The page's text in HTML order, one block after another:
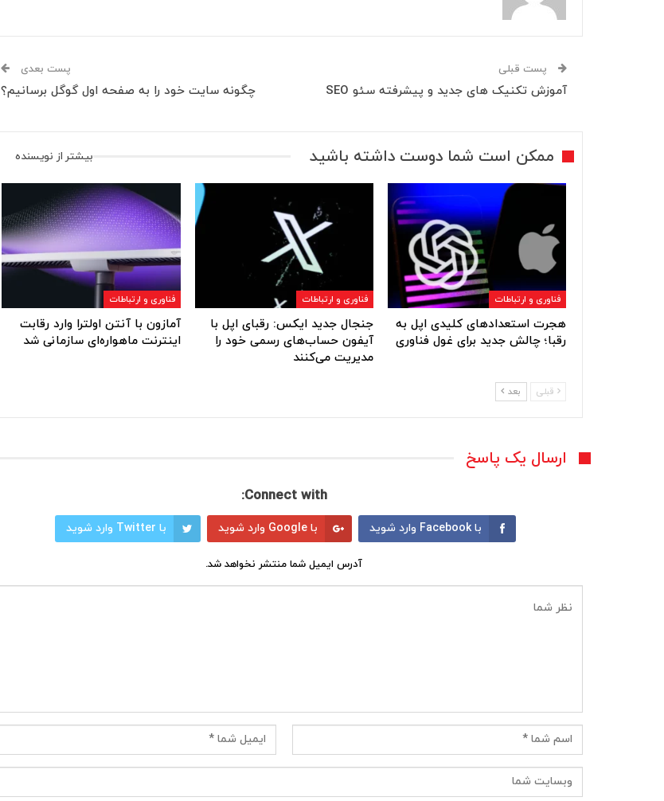
پست قبلی
آموزش تکنیک های جدید و پیشرفته سئو SEO
پست بعدی
چگونه سایت خود را به صفحه اول گوگل برسانیم؟
ممکن است شما دوست داشته باشید بیشتر از نویسنده
فناوری و ارتباطات
هجرت استعدادهای کلیدی اپل به
رقبا؛ چالش جدید برای غول فناوری
فناوری و ارتباطات
جنجال جدید ایکس: رقبای اپل با
آیفون حساب‌های رسمی خود را
مدیریت می‌کنند
فناوری و ارتباطات
آمازون با آنتن اولترا وارد رقابت
اینترنت ماهواره‌ای سازمانی شد
قبلی بعد
ارسال یک پاسخ
Connect with:
با Facebook وارد شوید با Google وارد شوید با Twitter وارد شوید
آدرس ایمیل شما منتشر نخواهد شد.